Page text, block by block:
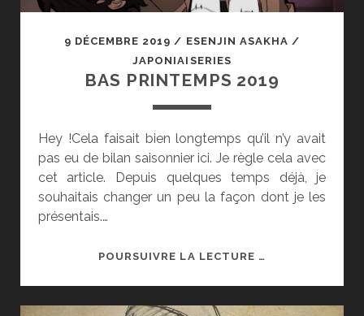
9 DÉCEMBRE 2019 / ESENJIN ASAKHA /
JAPONIAISERIES
BAS PRINTEMPS 2019
Hey !Cela faisait bien longtemps qu’il n’y avait
pas eu de bilan saisonnier ici. Je règle cela avec
cet article. Depuis quelques temps déjà, je
souhaitais changer un peu la façon dont je les
présentais.…
POURSUIVRE LA LECTURE …